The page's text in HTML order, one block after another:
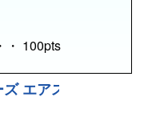
・ 100pts